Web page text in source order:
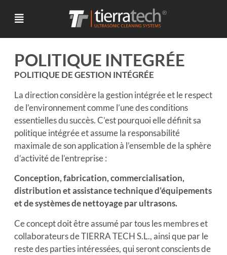
POLITIQUE INTEGRÉE
POLITIQUE DE GESTION INTÉGRÉE
La direction considère la gestion intégrée et le respect
de l’environnement comme l’une des conditions
essentielles du succès. C’est pourquoi elle définit sa
politique intégrée et assume la responsabilité
maximale de son application à l’ensemble de la sphère
d’activité de l’entreprise :
Conception, fabrication, commercialisation,
distribution et assistance technique d’équipements
et de systèmes de nettoyage par ultrasons.
Ce concept doit être assumé par tous les membres et
collaborateurs de TIERRA TECH S.L., ainsi que par le
reste des parties intéressées, qui seront conscients de